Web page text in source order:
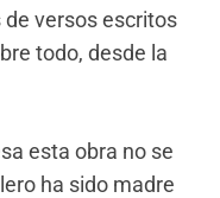
versos escritos
todo, desde la
esta obra no se
ha sido madre